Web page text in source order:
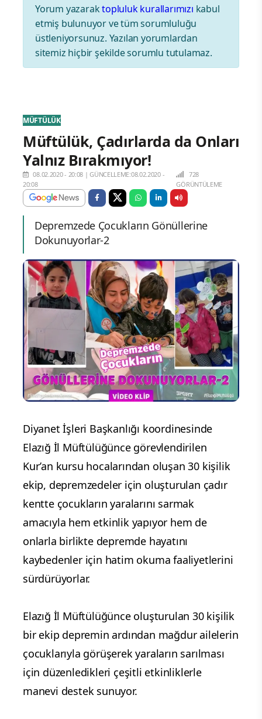
Yorum yazaraktopluluk kurallarımızı kabul
etmiş bulunuyor ve tüm sorumluluğu
üstleniyorsunuz. Yazılan yorumlardan
sitemiz hiçbir şekilde sorumlu tutulamaz.
MÜFTÜLÜK
Müftülük, Çadırlarda da Onları
Yalnız Bırakmıyor!
08.02.2020 - 20:08 |GÜNCELLEME:08.02.2020 -
20:08
728
GÖRÜNTÜLEME
Depremzede Çocukların Gönüllerine
Dokunuyorlar-2
Diyanet İşleri Başkanlığı koordinesinde
Elazığ İl Müftülüğünce görevlendirilen
Kur’an kursu hocalarından oluşan 30 kişilik
ekip, depremzedeler için oluşturulan çadır
kentte çocukların yaralarını sarmak
amacıyla hem etkinlik yapıyor hem de
onlarla birlikte depremde hayatını
kaybedenler için hatim okuma faaliyetlerini
sürdürüyorlar.
Elazığ İl Müftülüğünce oluşturulan 30 kişilik
bir ekip depremin ardından mağdur ailelerin
çocuklarıyla görüşerek yaraların sarılması
için düzenledikleri çeşitli etkinliklerle
manevi destek sunuyor.